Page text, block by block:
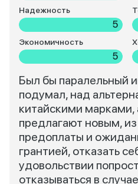
Надежность
5
Экономичность
5
Был бы паралельный
подумал, над
китайскими марками,
предлагают новым,
предоплаты и
грантией, отказать
удовольствии
отказываться в